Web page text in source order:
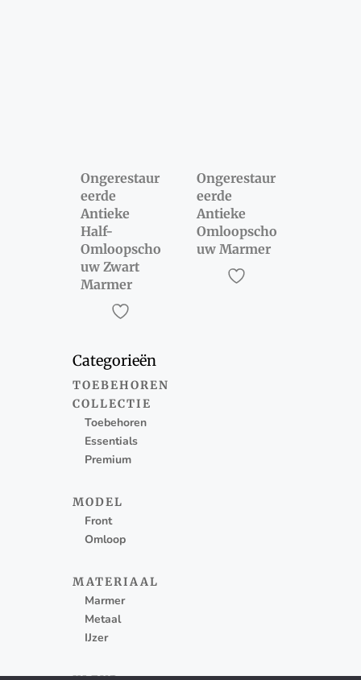
Ongerestaur
eerde
Antieke
Half-
Omloopscho
uw Zwart
Marmer
Ongerestaur
eerde
Antieke
Omloopscho
uw Marmer
Categorieën
TOEBEHOREN
COLLECTIE
Toebehoren
Essentials
Premium
MODEL
Front
Omloop
MATERIAAL
Marmer
Metaal
IJzer